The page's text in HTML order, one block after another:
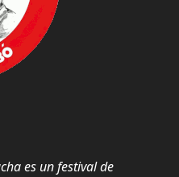
es un festival de